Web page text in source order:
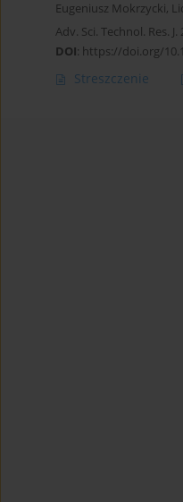
Eugeniusz Mokrzycki,
Adv. Sci. Technol. Res. J.
DOI: https://doi.org/
Streszczenie